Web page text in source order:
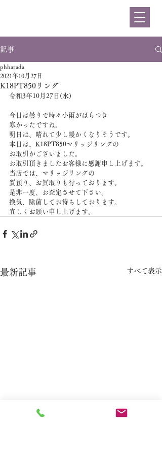
記事
K18PT850リング
phharada
2021年10月27日
令和3年10月27日(水)
今日は曇りで時々小雨がぱらつき
寒かったですね。
明日は、晴れて少し暖かくなりそうです。
本日は、K18PT850マリッジリングの
お取引がございました。
お取引頂きましたお客様に感謝申し上げます。
当店では、マリッジリングの
質預り、お買取りも行っております。
是非一度、お査定させて下さい。
換気、除菌してお待ちしております。
宜しくお願い申し上げます。
最新記事 すべて表示